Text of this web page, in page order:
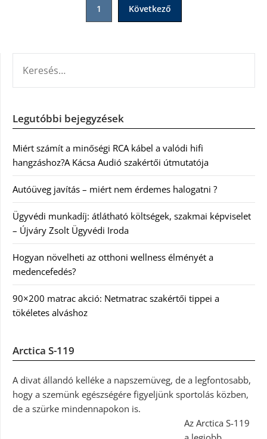
1 Következő
Legutóbbi bejegyzések
Miért számít a minőségi RCA kábel a valódi hifi
hangzáshoz?A Kácsa Audió szakértői útmutatója
Autóüveg javítás – miért nem érdemes halogatni ?
Ügyvédi munkadíj: átlátható költségek, szakmai képviselet
– Újváry Zsolt Ügyvédi Iroda
Hogyan növelheti az otthoni wellness élményét a
medencefedés?
90×200 matrac akció: Netmatrac szakértői tippei a
tökéletes alváshoz
Arctica S-119
A divat állandó kelléke a napszemüveg, de a legfontosabb,
hogy a szemünk egészségére figyeljünk sportolás közben,
de a szürke mindennapokon is.
Az Arctica S-119